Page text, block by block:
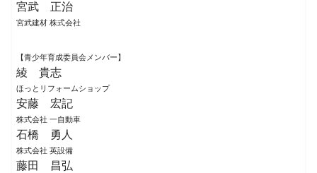
宮武 正治
宮武建材 株式会社
【青少年育成委員会メンバー】
綾 貴志
ほっとリフォームショップ
安藤 宏記
株式会社 一自動車
石橋 勇人
株式会社 英設備
藤田 昌弘